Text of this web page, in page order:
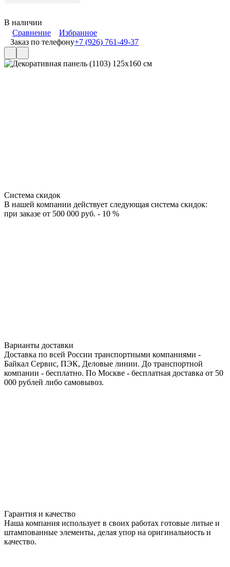
В наличии
Сравнение
Избранное
Заказ по телефону+7 (926) 761-49-37
Система скидок
В нашей компании действует следующая система скидок:
при заказе от 500 000 руб. - 10 %
Варианты доставки
Доставка по всей России транспортными компаниями -
Байкал Сервис, ПЭК, Деловые линии. До транспортной
компании - бесплатно. По Москве - бесплатная доставка от 50
000 рублей либо самовывоз.
Гарантия и качество
Наша компания использует в своих работах готовые литые и
штампованные элементы, делая упор на оригинальность и
качество.